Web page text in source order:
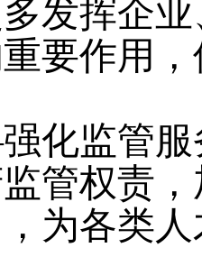
发挥企
要作用
管服务
管权责
为各类